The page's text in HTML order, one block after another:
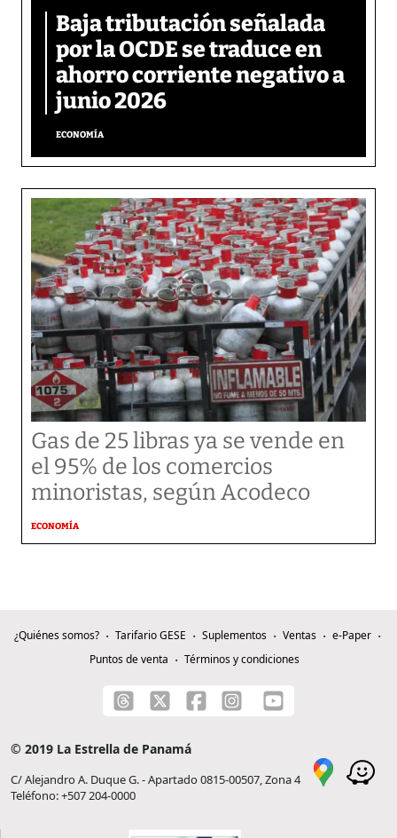
Baja tributación señalada
por la OCDE se traduce en
ahorro corriente negativo a
junio 2026
ECONOMÍA
Gas de 25 libras ya se vende en
el 95% de los comercios
minoristas, según Acodeco
ECONOMÍA
¿Quiénes somos? Tarifario GESE Suplementos Ventas
e-Paper
Puntos de venta
Términos y condiciones
© 2019 La Estrella de Panamá
C/ Alejandro A. Duque G. - Apartado 0815-00507, Zona 4
Teléfono: +507 204-0000